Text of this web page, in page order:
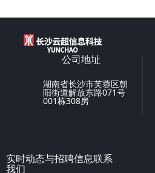
实时动态与招聘信息联系
我们
公司地址
湖南省长沙市芙蓉区朝
阳街道解放东路071号
001栋308房